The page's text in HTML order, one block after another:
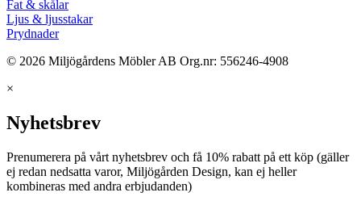
Fat & skålar
Ljus & ljusstakar
Prydnader
© 2026 Miljögårdens Möbler AB Org.nr: 556246-4908
×
Nyhetsbrev
Prenumerera på vårt nyhetsbrev och få 10% rabatt på ett köp (gäller
ej redan nedsatta varor, Miljögården Design, kan ej heller
kombineras med andra erbjudanden)